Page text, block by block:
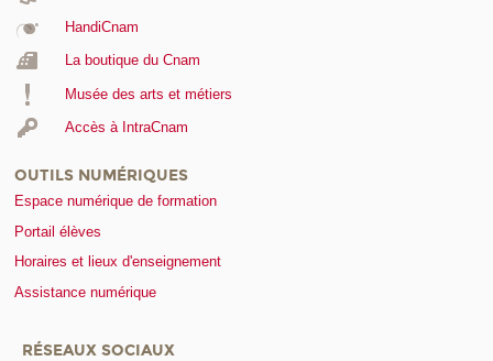
HandiCnam
La boutique du Cnam
Musée des arts et métiers
Accès à IntraCnam
OUTILS NUMÉRIQUES
Espace numérique de formation
Portail élèves
Horaires et lieux d'enseignement
Assistance numérique
RÉSEAUX SOCIAUX